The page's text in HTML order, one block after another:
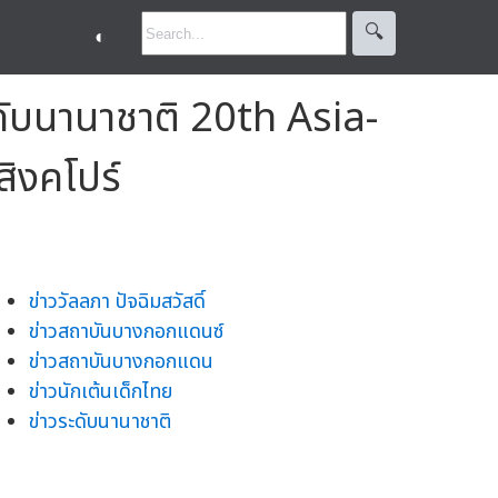
◐ 🔍︎
บนานาชาติ 20th Asia-
คโปร์
ข่าววัลลภา ปัจฉิมสวัสดิ์
ข่าวสถาบันบางกอกแดนซ์
ข่าวสถาบันบางกอกแดน
ข่าวนักเต้นเด็กไทย
ข่าวระดับนานาชาติ